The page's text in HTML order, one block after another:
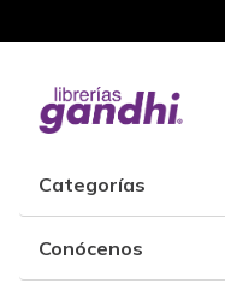
Categorías
Conócenos